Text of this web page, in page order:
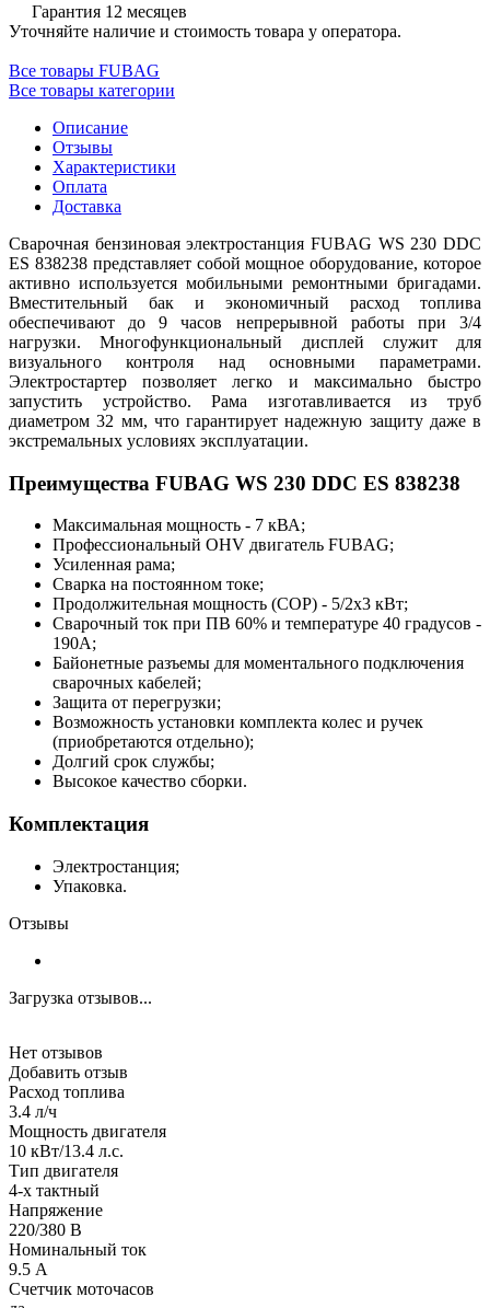
Гарантия 12 месяцев
Уточняйте наличие и стоимость товара у оператора.
Все товары FUBAG
Все товары категории
Описание
Отзывы
Характеристики
Оплата
Доставка
Сварочная бензиновая электростанция FUBAG WS 230 DDC
ES 838238 представляет собой мощное оборудование, которое
активно используется мобильными ремонтными бригадами.
Вместительный бак и экономичный расход топлива
обеспечивают до 9 часов непрерывной работы при 3/4
нагрузки. Многофункциональный дисплей служит для
визуального контроля над основными параметрами.
Электростартер позволяет легко и максимально быстро
запустить устройство. Рама изготавливается из труб
диаметром 32 мм, что гарантирует надежную защиту даже в
экстремальных условиях эксплуатации.
Преимущества FUBAG WS 230 DDC ES 838238
Максимальная мощность - 7 кВА;
Профессиональный OHV двигатель FUBAG;
Усиленная рама;
Сварка на постоянном токе;
Продолжительная мощность (СОР) - 5/2х3 кВт;
Сварочный ток при ПВ 60% и температуре 40 градусов -
190А;
Байонетные разъемы для моментального подключения
сварочных кабелей;
Защита от перегрузки;
Возможность установки комплекта колес и ручек
(приобретаются отдельно);
Долгий срок службы;
Высокое качество сборки.
Комплектация
Электростанция;
Упаковка.
Отзывы
Загрузка отзывов...
Нет отзывов
Добавить отзыв
Расход топлива
3.4 л/ч
Мощность двигателя
10 кВт/13.4 л.с.
Тип двигателя
4-х тактный
Напряжение
220/380 В
Номинальный ток
9.5 А
Счетчик моточасов